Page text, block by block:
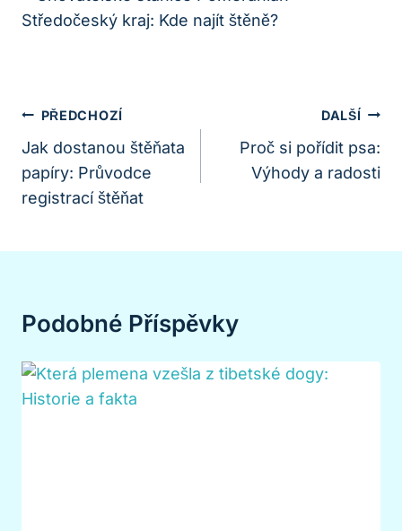
Navigace
Pro
Příspěvek
PŘEDCHOZÍ
Jak dostanou štěňata
papíry: Průvodce
registrací štěňat
DALŠÍ
Proč si pořídit psa:
Výhody a radosti
Podobné Příspěvky